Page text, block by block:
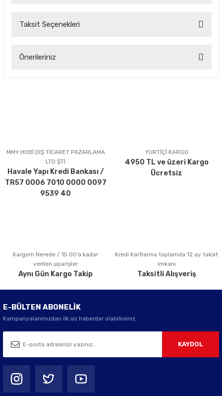
Taksit Seçenekleri
Önerileriniz
Ürün açıklamasında eksik bilgiler bulunuyor.
Ürün bilgilerinde hatalar bulunuyor.
Ürün fiyatı diğer sitelerden daha pahalı.
Bu ürüne benzer farklı alternatifler olmalı.
Gönder
MMY HOBİ DIŞ TİCARET PAZARLAMA
LTD.ŞTİ
Havale Yapı Kredi Bankası /
TR57 0006 7010 0000 0097
9539 40
YURTİÇİ KARGO
4950 TL ve üzeri Kargo
Ücretsiz
Kargom Nerede / 15:00’a kadar
verilen siparişler
Aynı Gün Kargo Takip
Kredi Kartlarına toplamda 12 ay taksit
imkanı
Taksitli Alışveriş
E-BÜLTEN ABONELİK
Kampanyalarımızdan ilk siz haberdar olabilirsiniz.
KAYDOL